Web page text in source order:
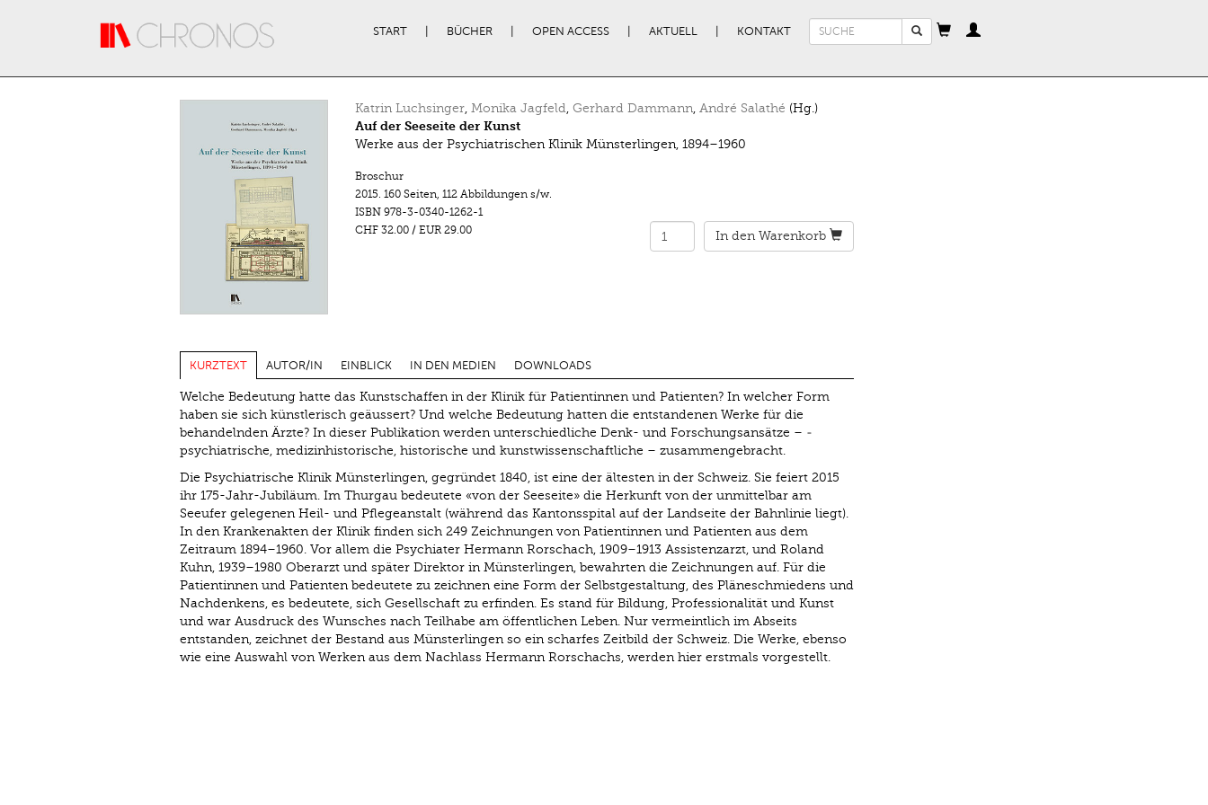
START BÜCHER OPEN ACCESS AKTUELL KONTAKT
Suchformular
Katrin Luchsinger, Monika Jagfeld, Gerhard Dammann, André Salathé (Hg.)
Auf der Seeseite der Kunst
Werke aus der Psychiatrischen Klinik Münsterlingen, 1894–1960
Broschur
2015. 160 Seiten, 112 Abbildungen s/w.
ISBN 978-3-0340-1262-1
CHF 32.00/ EUR 29.00 In den Warenkorb
KURZTEXT AUTOR/IN EINBLICK IN DEN MEDIEN DOWNLOADS
Welche Bedeutung hatte das Kunstschaffen in der Klinik für Patientinnen und Patienten? In welcher Form
haben sie sich künstlerisch geäussert? Und welche Bedeutung hatten die entstandenen Werke für die
behandelnden Ärzte? In dieser Publikation werden unterschiedliche Denk- und Forschungsansätze – ­
psychiatrische, medizin­historische, historische und kunstwissenschaftliche – zusammengebracht.
Die Psychiatrische Klinik Münsterlingen, gegründet 1840, ist eine der ältesten in der Schweiz. Sie feiert 2015
ihr 175-Jahr-Jubiläum. Im Thurgau bedeutete «von der Seeseite» die Herkunft von der unmittelbar am
Seeufer gelegenen Heil- und Pflegeanstalt (während das Kantonsspital auf der Landseite der Bahnlinie liegt).
In den Krankenakten der Klinik finden sich 249 Zeichnungen von Patientinnen und Patienten aus dem
Zeitraum 1894–1960. Vor allem die Psychiater Hermann Rorschach, 1909–1913 Assistenzarzt, und Roland
Kuhn, 1939–1980 Oberarzt und später Direktor in Münsterlingen, bewahrten die Zeichnungen auf. Für die
Patientinnen und Patienten bedeutete zu zeichnen eine Form der Selbstgestaltung, des Pläneschmiedens und
Nachdenkens, es bedeutete, sich Gesellschaft zu erfinden. Es stand für Bildung, Professionalität und Kunst
und war Ausdruck des Wunsches nach Teilhabe am öffentlichen Leben. Nur vermeintlich im Abseits
entstanden, zeichnet der Bestand aus Münsterlingen so ein scharfes Zeitbild der Schweiz. Die Werke, ebenso
wie eine Auswahl von Werken aus dem Nachlass Hermann Rorschachs, werden hier erstmals vorgestellt.